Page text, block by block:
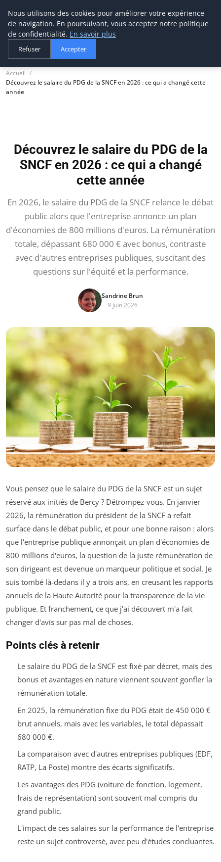
thestorefinder
Trouvez les meilleures adresses business
Accueil
Découvrez le salaire du PDG de la SNCF en 2026 : ce qui a changé cette
année
Découvrez le salaire du PDG de la
SNCF en 2026 : ce qui a changé
cette année
En 2026, le salaire du PDG de la SNCF relance le débat
public alors que l'entreprise annonce un plan
d'économies de 800 millions d'euros. La rémunération
totale, dépassant 680 000 € avec bonus, contraste
avec d'autres entreprises publiques, suscitant des
questions sur l'équité et la performance.
Sandrine Brun
9 juin 2026
Vous pensez que le salaire du PDG de la SNCF est un sujet
réservé aux initiés de Bercy ? Détrompez-vous. En janvier
2026, la rémunération du président de la SNCF a refait
surface dans le débat public, et pour une bonne raison : alors
que l'entreprise publique annonçait un plan d'économies de
800 millions d'euros, la question de la juste rémunération de
son dirigeant est devenue un marqueur politique et social. Je
suis tombé là-dedans il y a trois ans, en creusant les rapports
annuels de la Haute Autorité pour la transparence de la vie
publique. Et franchement, ce que j'ai découvert m'a fait
changer d'avis sur pas mal de choses.
Points clés à retenir
Le salaire du PDG de la SNCF est fixé par décret, mais des
bonus et avantages en nature viennent souvent gonfler la
rémunération totale.
En 2025, la rémunération fixe du PDG était de 450 000 €
brut annuels, mais avec les variables, le total dépassait
680 000 €.
La comparaison avec d'autres entreprises publiques (EDF,
RATP, La Poste) montre des écarts significatifs.
Les avantages des PDG (voiture de fonction, logement,
frais de représentation) sont souvent mal compris du
grand public.
L'impact de ces salaires sur la performance de l'entreprise
reste un sujet controversé, avec peu d'études concluantes.
Nous utilisons des cookies pour améliorer votre expérience
de navigation. En poursuivant, vous acceptez notre politique
de confidentialité. En savoir plus
Refuser Accepter